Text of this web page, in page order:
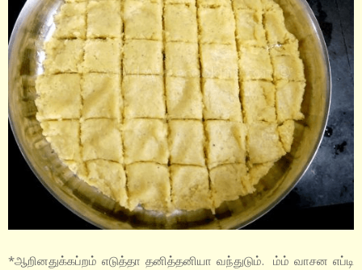
*ஆறினதுக்கப்றம் எடுத்தா தனித்தனியா வந்துடும். ம்ம் வாசன எப்டி